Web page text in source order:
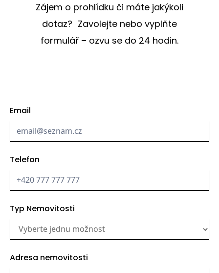
Zájem o prohlídku či máte jakýkoli
dotaz? Zavolejte nebo vyplňte
formulář – ozvu se do 24 hodin.
Email
Telefon
Typ Nemovitosti
Adresa nemovitosti